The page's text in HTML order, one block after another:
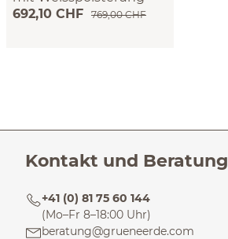
(Wollstoff Elverum Nougat,
692,10 CHF 769,00 CHF
Kontakt und Beratung
+41 (0) 81 75 60 144
(Mo–Fr 8–18:00 Uhr)
beratung@grueneerde.com